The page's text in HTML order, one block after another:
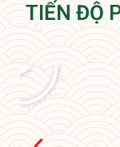
TIẾN ĐỘ